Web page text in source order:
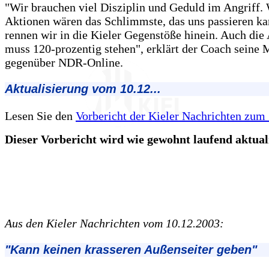
"Wir brauchen viel Disziplin und Geduld im Angriff.
Aktionen wären das Schlimmste, das uns passieren
rennen wir in die Kieler Gegenstöße hinein. Auch die
muss 120-prozentig stehen", erklärt der Coach seine
gegenüber NDR-Online.
Aktualisierung vom 10.12...
Lesen Sie den Vorbericht der Kieler Nachrichten zum
Dieser Vorbericht wird wie gewohnt laufend
Aus den Kieler Nachrichten vom 10.12.2003:
"Kann keinen krasseren Außenseiter geben"